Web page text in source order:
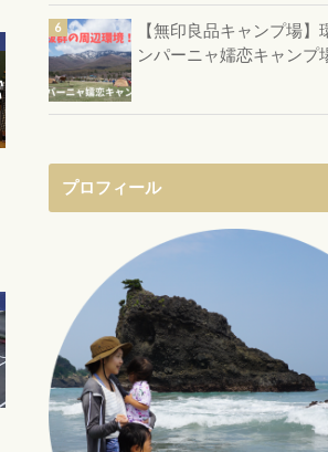
【無印良品キャンプ場】
ンパーニャ嬬恋キャンプ
プロフィール